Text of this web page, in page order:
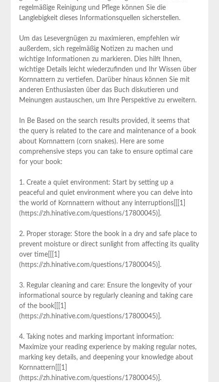
regelmäßige Reinigung und Pflege können Sie die
Langlebigkeit dieses Informationsquellen sicherstellen.
Um das Lesevergnügen zu maximieren, empfehlen wir
außerdem, sich regelmäßig Notizen zu machen und
wichtige Informationen zu markieren. Dies hilft Ihnen,
wichtige Details leicht wiederzufinden und Ihr Wissen über
Kornnattern zu vertiefen. Darüber hinaus können Sie mit
anderen Enthusiasten über das Buch diskutieren und
Meinungen austauschen, um Ihre Perspektive zu erweitern.
In Be Based on the search results provided, it seems that
the query is related to the care and maintenance of a book
about Kornnattern (corn snakes). Here are some
comprehensive steps you can take to ensure optimal care
for your book:
1. Create a quiet environment: Start by setting up a
peaceful and quiet environment where you can delve into
the world of Kornnattern without any interruptions[[[1]
(https://zh.hinative.com/questions/17800045)].
2. Proper storage: Store the book in a dry and safe place to
prevent moisture or direct sunlight from affecting its quality
over time[[[1]
(https://zh.hinative.com/questions/17800045)].
3. Regular cleaning and care: Ensure the longevity of your
informational source by regularly cleaning and taking care
of the book[[[1]
(https://zh.hinative.com/questions/17800045)].
4. Taking notes and marking important information:
Maximize your reading experience by making regular notes,
marking key details, and deepening your knowledge about
Kornnattern[[[1]
(https://zh.hinative.com/questions/17800045)].